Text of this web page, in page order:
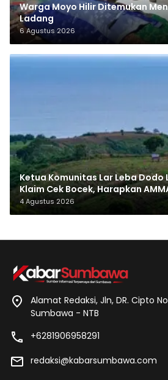
Warga Moyo Hilir Ditemukan
Ladang
6 Agustus 2026
Ketua Komunitas Lar Leba Dodo
Klaim Cek Bocek, Harapkan
Makam Leluhur
4 Agustus 2026
Alamat Redaksi, Jln, DR. Cipto
Sumbawa - NTB
+6281906958291
redaksi@kabarsumbawa.com